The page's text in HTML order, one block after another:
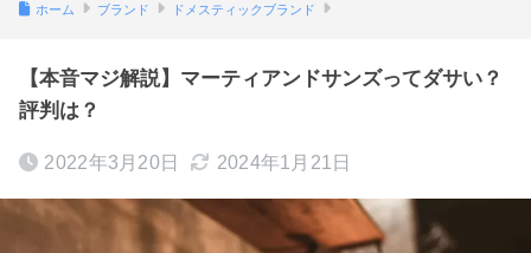
ホーム ブランド ドメスティックブランド
【本音マジ解説】マーティアンドサンズってダサい？
評判は？
2022年3月20日 2024年1月21日